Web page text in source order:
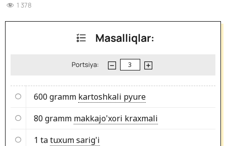
1 378
Masalliqlar:
Portsiya:
600 gramm kartoshkali pyure
80 gramm makkajo'xori kraxmali
1 tatuxum sarig'i